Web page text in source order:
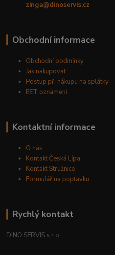
zinga@dinoservis.cz
Obchodní informace
Obchodní podmínky
Jak nakupovat
Postup při nákupu na splátky
EET oznámení
Kontaktní informace
O nás
Kontakt Česká Lípa
Kontakt Stružnice
Formulář na poptávku
Rychlý kontakt
DINO SERVIS s.r.o.